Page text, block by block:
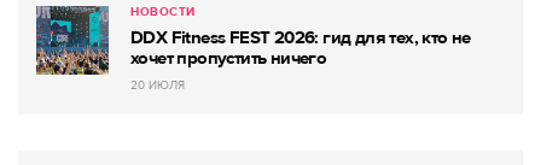
НОВОСТИ
DDX Fitness FEST 2026: гид для тех, кто не
хочет пропустить ничего
20 ИЮЛЯ